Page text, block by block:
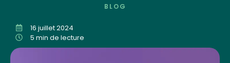
BLOG
16 juillet 2024
5 min de lecture